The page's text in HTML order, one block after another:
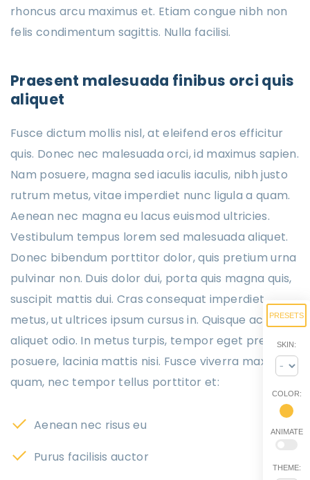
rhoncus arcu maximus et. Etiam congue nibh non
felis condimentum sagittis. Nulla facilisi.
Praesent malesuada finibus orci quis
aliquet
Fusce dictum mollis nisl, at eleifend eros efficitur
quis. Donec nec malesuada orci, id maximus sapien.
Nam posuere, magna sed iaculis iaculis, nibh justo
rutrum metus, vitae imperdiet nunc ligula a quam.
Aenean nec magna eu lacus euismod ultricies.
Vestibulum tempus lorem sed malesuada aliquet.
Donec bibendum porttitor dolor, quis pretium urna
pulvinar non. Duis dolor dui, porta quis magna quis,
suscipit mattis dui. Cras consequat imperdiet
metus, ut ultrices ipsum cursus in. Quisque ac
aliquet odio. In metus turpis, tempor eget pretium
posuere, lacinia mattis nisi. Fusce viverra maximus
quam, nec tempor tellus porttitor et:
Aenean nec risus eu
Purus facilisis auctor
PRESETS
SKIN:
COLOR:
ANIMATE
THEME: